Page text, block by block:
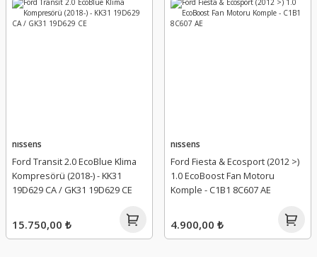
nıssens
Ford Transit 2.0 EcoBlue Klima
Kompresörü (2018-) - KK31
19D629 CA / GK31 19D629 CE
15.750,00 ₺
nıssens
Ford Fiesta & Ecosport (2012 >)
1.0 EcoBoost Fan Motoru
Komple - C1B1 8C607 AE
4.900,00 ₺